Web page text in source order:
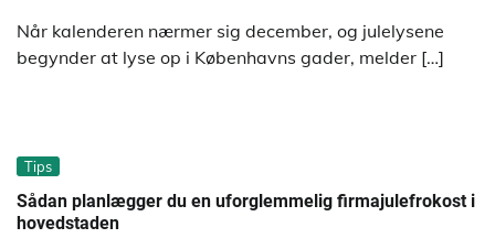
Når kalenderen nærmer sig december, og julelysene
begynder at lyse op i Københavns gader, melder […]
Tips
Sådan planlægger du en uforglemmelig firmajulefrokost i
hovedstaden